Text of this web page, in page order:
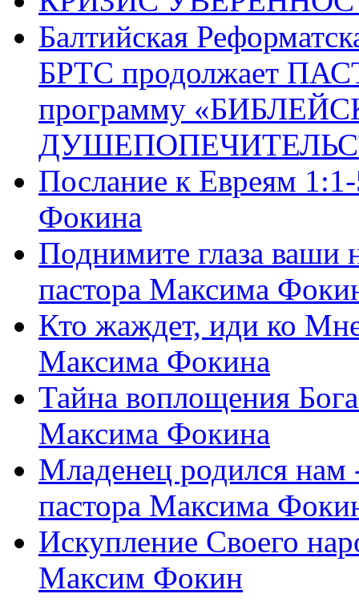
Балтийская
БРТС продолжает
программу
Послание к Евреям
Фокина
Поднимите глаза ваши
пастора Максима
Кто жаждет, иди ко
Максима Фокина
Тайна воплощения
Максима Фокина
Младенец родился
пастора Максима
Искупление Своего
Максим Фокин